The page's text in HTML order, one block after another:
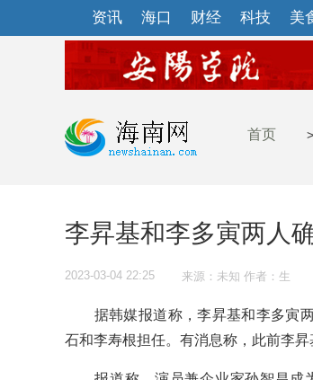
资讯 海口 财经 科技 美
首页 >
李昇基和李多寅两人
2023-03-04 22:25 来源：未知 作者：生
据韩媒报道称，李昇基和李多寅两
石和李寿根担任。有消息称，此前李